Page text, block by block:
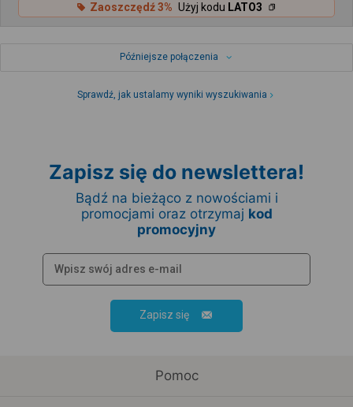
Zaoszczędź 3% Użyj kodu LATO3
Późniejsze połączenia
Sprawdź, jak ustalamy wyniki wyszukiwania
Zapisz się do newslettera!
Bądź na bieżąco z nowościami i
promocjami oraz otrzymaj kod
promocyjny
Zapisz się
Pomoc